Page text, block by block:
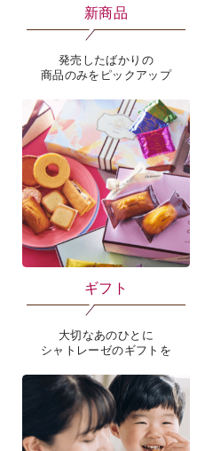
新商品
発売したばかりの
商品のみをピックアップ
ギフト
大切なあのひとに
シャトレーゼのギフトを